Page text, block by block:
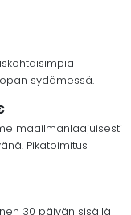
sydämessä.
maailmanlaajuisesti
Pikatoimitus
30 päivän sisällä